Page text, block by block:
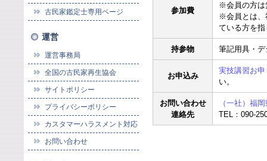
古民家鑑定士専用ページ
運営
運営事務局
全国の古民家再生協会
サイトポリシー
プライバシーポリシー
カスタマーハラスメント対応
お問い合わせ
参加費
※会員の方は
※会員とは、
ている方を
持参物 筆記用具・
お申込み
実技講習お
い。
お問い合わせ
連絡先
（一社）福
TEL：090-